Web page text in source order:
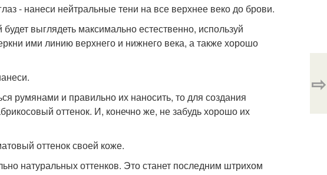
- нанеси нейтральные тени на все верхнее веко до брови.
выглядеть максимально естественно, используй
ими линию верхнего и нижнего века, а также хорошо
румянами и правильно их наносить, то для создания
оттенок. И, конечно же, не забудь хорошо их
оттенок своей коже.
натуральных оттенков. Это станет последним штрихом
⇨